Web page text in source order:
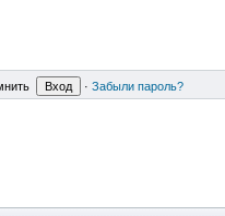
· Забыли пароль?